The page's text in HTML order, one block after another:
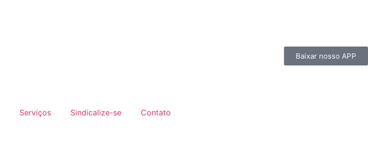
Baixar nosso APP
Serviços Sindicalize-se Contato